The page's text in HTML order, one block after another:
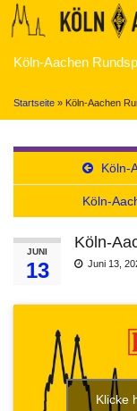
Köln-Aachen
Startseite » Köln-Aachen
Köln-
Köln-
JUNI
13
Köln-
Juni 13,
Klicke